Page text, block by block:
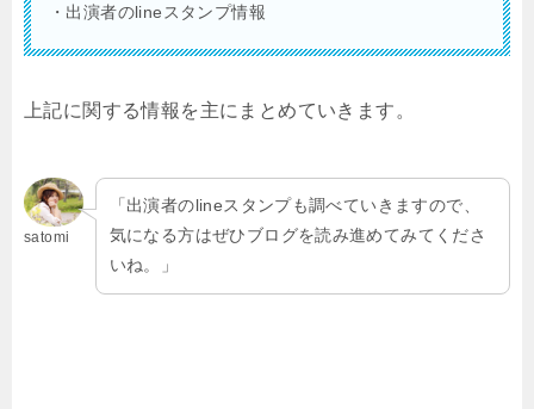
・出演者のlineスタンプ情報
上記に関する情報を主にまとめていきます。
satomi
「出演者のlineスタンプも調べていきますので、
気になる方はぜひブログを読み進めてみてくださ
いね。」